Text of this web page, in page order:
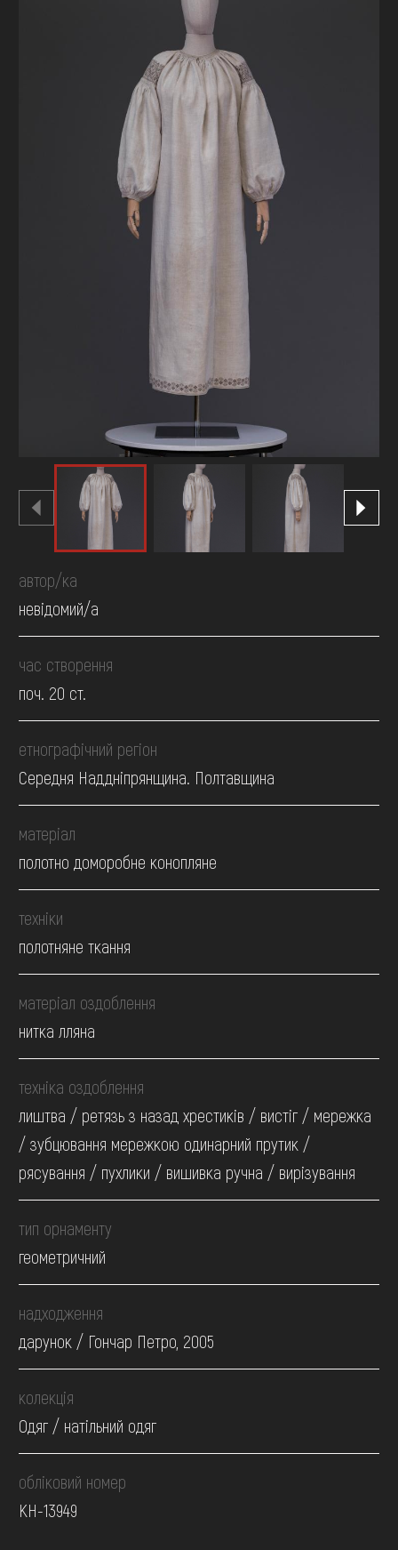
автор/ка
невідомий/а
час створення
поч. 20 ст.
етнографічний регіон
Середня Наддніпрянщина. Полтавщина
матеріал
полотно доморобне конопляне
техніки
полотняне ткання
матеріал оздоблення
нитка лляна
техніка оздоблення
лиштва / ретязь з назад хрестиків / вистіг / мережка
/ зубцювання мережкою одинарний прутик /
рясування / пухлики / вишивка ручна / вирізування
тип орнаменту
геометричний
надходження
дарунок / Гончар Петро, 2005
колекція
Одяг / натільний одяг
обліковий номер
КН-13949